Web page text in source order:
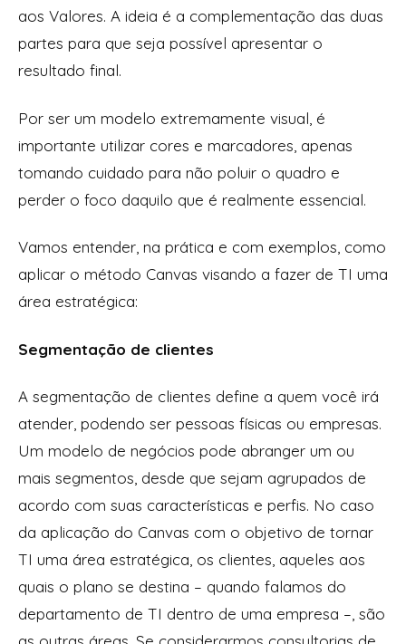
aos Valores. A ideia é a complementação das duas
partes para que seja possível apresentar o
resultado final.
Por ser um modelo extremamente visual, é
importante utilizar cores e marcadores, apenas
tomando cuidado para não poluir o quadro e
perder o foco daquilo que é realmente essencial.
Vamos entender, na prática e com exemplos, como
aplicar o método Canvas visando a fazer de TI uma
área estratégica:
Segmentação de clientes
A segmentação de clientes define a quem você irá
atender, podendo ser pessoas físicas ou empresas.
Um modelo de negócios pode abranger um ou
mais segmentos, desde que sejam agrupados de
acordo com suas características e perfis. No caso
da aplicação do Canvas com o objetivo de tornar
TI uma área estratégica, os clientes, aqueles aos
quais o plano se destina – quando falamos do
departamento de TI dentro de uma empresa –, são